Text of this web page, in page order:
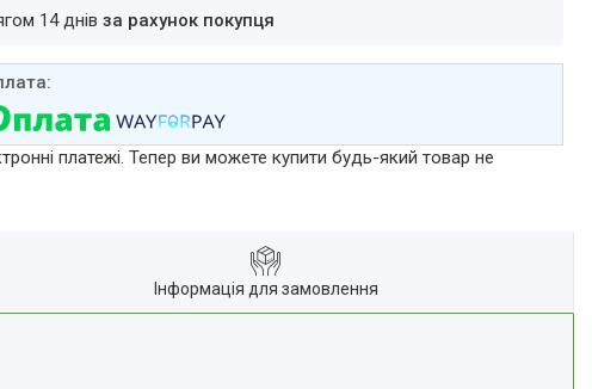
14 днів за рахунок покупця
платежі. Тепер ви можете купити будь-який товар не
Інформація для замовлення